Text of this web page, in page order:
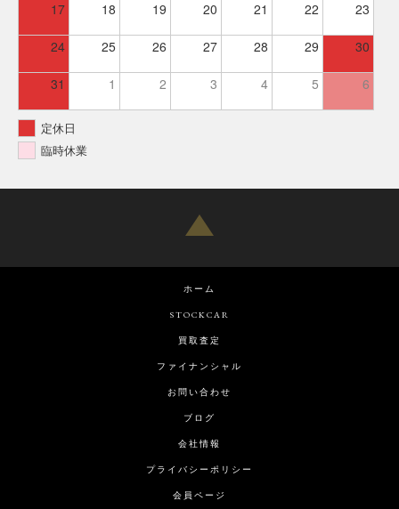
17 18 19 20 21 22 23
24 25 26 27 28 29 30
31 1 2 3 4 5 6
定休日
臨時休業
ホーム
STOCKCAR
買取査定
ファイナンシャル
お問い合わせ
ブログ
会社情報
プライバシーポリシー
会員ページ